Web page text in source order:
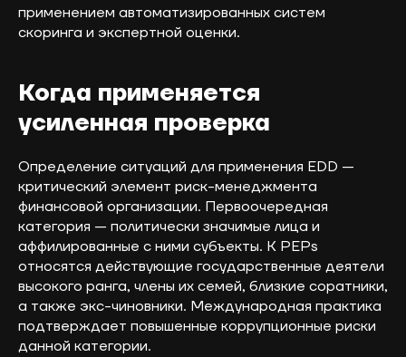
применением автоматизированных систем
скоринга и экспертной оценки.
Когда применяется
усиленная проверка
Определение ситуаций для применения EDD —
критический элемент риск-менеджмента
финансовой организации. Первоочередная
категория — политически значимые лица и
аффилированные с ними субъекты. К PEPs
относятся действующие государственные деятели
высокого ранга, члены их семей, близкие соратники,
а также экс-чиновники. Международная практика
подтверждает повышенные коррупционные риски
данной категории.